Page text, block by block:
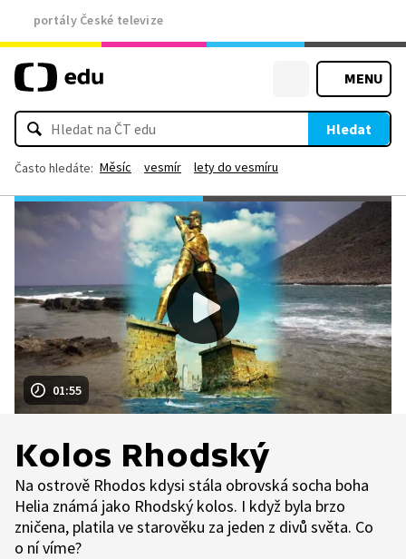
portály České televize
MENU
Hledat
Často hledáte: Měsíc vesmír lety do vesmíru
01:55
Kolos Rhodský
Na ostrově Rhodos kdysi stála obrovská socha boha
Helia známá jako Rhodský kolos. I když byla brzo
zničena, platila ve starověku za jeden z divů světa. Co
o ní víme?